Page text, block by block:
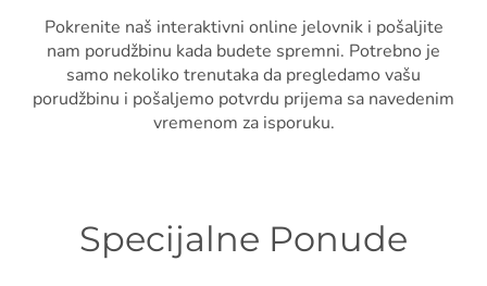
Pokrenite naš interaktivni online jelovnik i pošaljite
nam porudžbinu kada budete spremni. Potrebno je
samo nekoliko trenutaka da pregledamo vašu
porudžbinu i pošaljemo potvrdu prijema sa navedenim
vremenom za isporuku.
Specijalne Ponude